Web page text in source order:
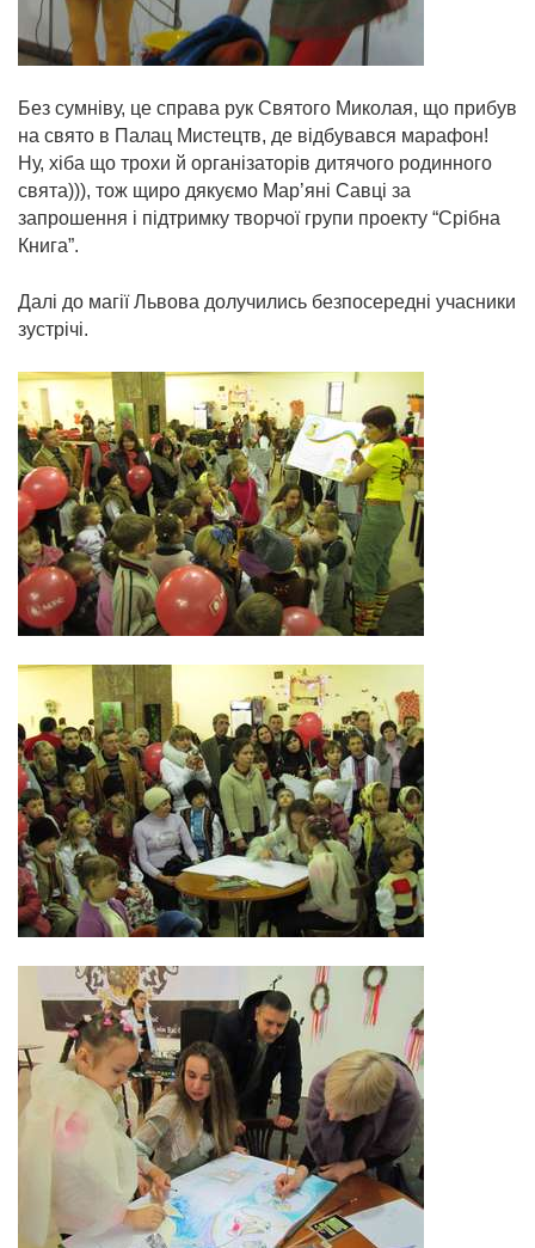
Без сумніву, це справа рук Святого Миколая, що прибув
на свято в Палац Мистецтв, де відбувався марафон!
Ну, хіба що трохи й організаторів дитячого родинного
свята))), тож щиро дякуємо Мар’яні Савці за
запрошення і підтримку творчої групи проекту “Срібна
Книга”.
Далі до магії Львова долучились безпосередні учасники
зустрічі.